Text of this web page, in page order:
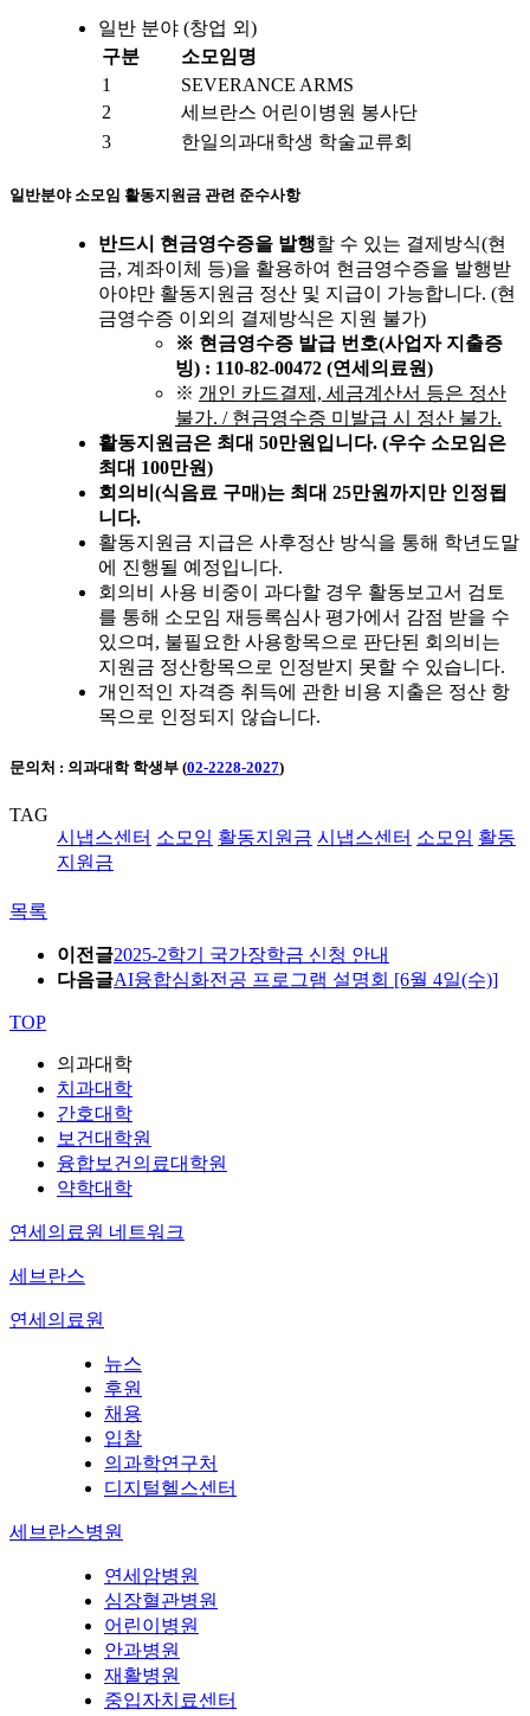
일반 분야 (창업 외)
구분
소모임명
1
SEVERANCE ARMS
2
세브란스 어린이병원 봉사단
3
한일의과대학생 학술교류회
일반분야 소모임 활동지원금 관련 준수사항
반드시 현금영수증을 발행할 수 있는 결제방식(현
금, 계좌이체 등)을 활용하여 현금영수증을 발행받
아야만 활동지원금 정산 및 지급이 가능합니다. (현
금영수증 이외의 결제방식은 지원 불가)
※ 현금영수증 발급 번호(사업자 지출증
빙) : 110-82-00472 (연세의료원)
※ 개인 카드결제, 세금계산서 등은 정산
불가. / 현금영수증 미발급 시 정산 불가.
활동지원금은 최대 50만원입니다. (우수 소모임은
최대 100만원)
회의비(식음료 구매)는 최대 25만원까지만 인정됩
니다.
활동지원금 지급은 사후정산 방식을 통해 학년도말
에 진행될 예정입니다.
회의비 사용 비중이 과다할 경우 활동보고서 검토
를 통해 소모임 재등록심사 평가에서 감점 받을 수
있으며, 불필요한 사용항목으로 판단된 회의비는
지원금 정산항목으로 인정받지 못할 수 있습니다.
개인적인 자격증 취득에 관한 비용 지출은 정산 항
목으로 인정되지 않습니다.
문의처 : 의과대학 학생부 (02-2228-2027)
TAG
시냅스센터 소모임 활동지원금 시냅스센터 소모임 활동
지원금
목록
이전글2025-2학기 국가장학금 신청 안내
다음글AI융합심화전공 프로그램 설명회 [6월 4일(수)]
TOP
의과대학
치과대학
간호대학
보건대학원
융합보건의료대학원
약학대학
연세의료원 네트워크
세브란스
연세의료원
뉴스
후원
채용
입찰
의과학연구처
디지털헬스센터
세브란스병원
연세암병원
심장혈관병원
어린이병원
안과병원
재활병원
중입자치료센터